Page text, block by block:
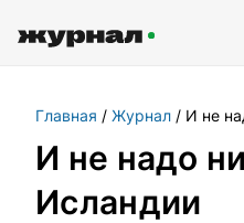
Самое важное
Поиск по журналу
Главная Журнал И не
И не надо
Исландии